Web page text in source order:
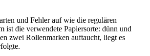
und Fehler auf wie die regulären
ist die verwendete Papiersorte: dünn und
zwei Rollenmarken auftaucht, liegt es